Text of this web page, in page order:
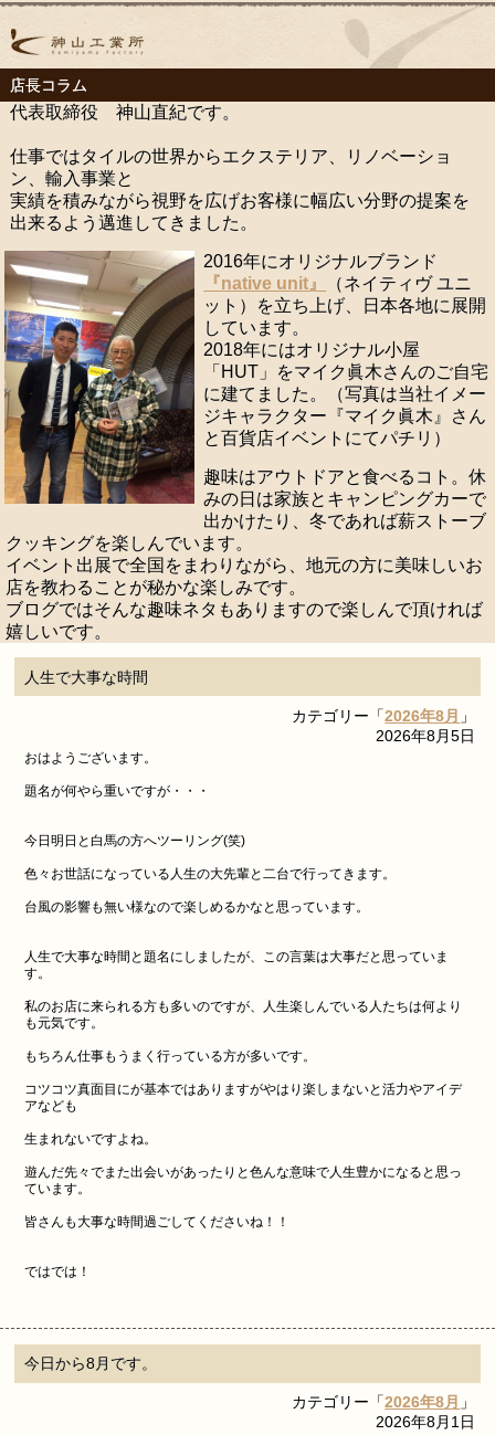
店長コラム
代表取締役 神山直紀です。
仕事ではタイルの世界からエクステリア、リノベーショ
ン、輸入事業と
実績を積みながら視野を広げお客様に幅広い分野の提案を
出来るよう邁進してきました。
2016年にオリジナルブランド
『native unit』
（ネイティヴ ユニ
ット）を立ち上げ、日本各地に展開
しています。
2018年にはオリジナル小屋
「HUT」をマイク眞木さんのご自宅
に建てました。（写真は当社イメー
ジキャラクター『マイク眞木』さん
と百貨店イベントにてパチリ）
趣味はアウトドアと食べるコト。休
みの日は家族とキャンピングカーで
出かけたり、冬であれば薪ストーブ
クッキングを楽しんでいます。
イベント出展で全国をまわりながら、地元の方に美味しいお
店を教わることが秘かな楽しみです。
ブログではそんな趣味ネタもありますので楽しんで頂ければ
嬉しいです。
人生で大事な時間
カテゴリー「2026年8月 」
2026年8月5日
おはようございます。
題名が何やら重いですが・・・
今日明日と白馬の方へツーリング(笑)
色々お世話になっている人生の大先輩と二台で行ってきます。
台風の影響も無い様なので楽しめるかなと思っています。
人生で大事な時間と題名にしましたが、この言葉は大事だと思っていま
す。
私のお店に来られる方も多いのですが、人生楽しんでいる人たちは何より
も元気です。
もちろん仕事もうまく行っている方が多いです。
コツコツ真面目にが基本ではありますがやはり楽しまないと活力やアイデ
アなども
生まれないですよね。
遊んだ先々でまた出会いがあったりと色んな意味で人生豊かになると思っ
ています。
皆さんも大事な時間過ごしてくださいね！！
ではでは！
今日から8月です。
カテゴリー「2026年8月 」
2026年8月1日